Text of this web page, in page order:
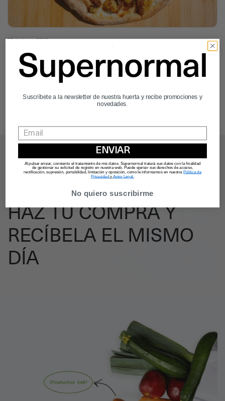
25 de June, 2026
Pizza De Patatas, Puerros Y Mozzarella
HAZ TU COMPRA Y
RECÍBELA EL MISMO
DÍA
Suscríbete a la newsletter de nuestra huerta y recibe promociones y
novedades.
ENVIAR
Al pulsar enviar, consiento el tratamiento de mis datos. Supernormal tratará sus datos con la finalidad
de gestionar su solicitud de registro en nuestra web. Puede ejercer sus derechos de acceso,
rectificación, supresión, portabilidad, limitación y oposición, como le informamos en nuestra Política de
Privacidady Aviso Legal.
No quiero suscribirme